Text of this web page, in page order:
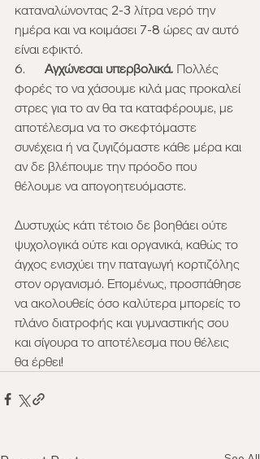
καταναλώνοντας 2-3 λίτρα νερό την
ημέρα και να κοιμάσει 7-8 ώρες αν αυτό
είναι εφικτό.
6. Αγχώνεσαι υπερβολικά. Πολλές
φορές το να χάσουμε κιλά μας προκαλεί
στρες για το αν θα τα καταφέρουμε, με
αποτέλεσμα να το σκεφτόμαστε
συνέχεια ή να ζυγιζόμαστε κάθε μέρα και
αν δε βλέπουμε την πρόοδο που
θέλουμε να απογοητευόμαστε.
Δυστυχώς κάτι τέτοιο δε βοηθάει ούτε
ψυχολογικά ούτε και οργανικά, καθώς το
άγχος ενισχύει την παταγωγή κορτιζόλης
στον οργανισμό. Επομένως, προσπάθησε
να ακολουθείς όσο καλύτερα μπορείς το
πλάνο διατροφής και γυμναστικής σου
και σίγουρα το αποτέλεσμα που θέλεις
θα έρθει!